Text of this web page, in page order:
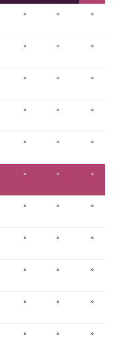
۰ ۰ ۰
۰ ۰ ۰
۰ ۰ ۰
۰ ۰ ۰
۰ ۰ ۰
۰ ۰ ۰
۰ ۰ ۰
۰ ۰ ۰
۰ ۰ ۰
۰ ۰ ۰
۰ ۰ ۰